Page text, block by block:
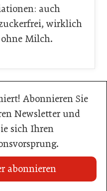
auch
wirklich
Milch.
Abonnieren Sie
Newsletter und
sich Ihren
abonnieren